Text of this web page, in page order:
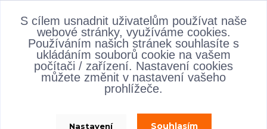
AKTUALITY
S cílem usnadnit uživatelům používat naše
webové stránky, využíváme cookies.
Používáním našich stránek souhlasíte s
ukládáním souborů cookie na vašem
počítači / zařízení. Nastavení cookies
můžete změnit v nastavení vašeho
prohlížeče.
Nastavení Souhlasím